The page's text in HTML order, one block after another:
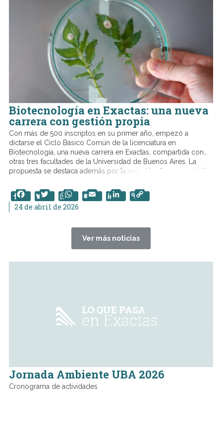
Biotecnología en Exactas: una nueva
carrera con gestión propia
Con más de 500 inscriptos en su primer año, empezó a
dictarse el Ciclo Básico Común de la licenciatura en
Biotecnología, una nueva carrera en Exactas, compartida con
otras tres facultades de la Universidad de Buenos Aires. La
propuesta se destaca además por la creación de una comisión
seguimiento.
FacebookTwitterWhatsApp
Email LinkedInCopy
Link
24 de abril de 2026
Ver más noticias
Jornada Ambiente UBA 2026
Cronograma de actividades